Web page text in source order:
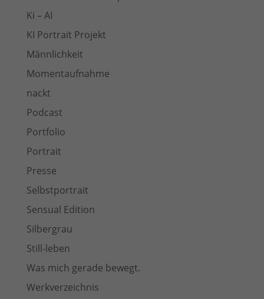
Ki – AI
KI Portrait Projekt
Männlichkeit
Momentaufnahme
nackt
Podcast
Portfolio
Portrait
Presse
Selbstportrait
Sensual Edition
Silbergrau
Still-leben
Was mich gerade bewegt.
Werkverzeichnis